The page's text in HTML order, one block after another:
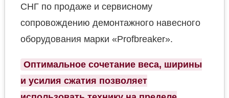
СНГ по продаже и сервисному
сопровождению демонтажного навесного
оборудования марки «Profbreaker».
Оптимальное сочетание веса, ширины
и усилия сжатия позволяет